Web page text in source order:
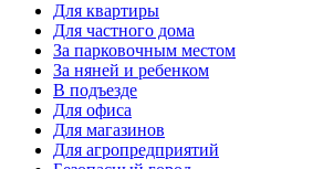
Для квартиры
Для частного дома
За парковочным местом
За няней и ребенком
В подъезде
Для офиса
Для магазинов
Для агропредприятий